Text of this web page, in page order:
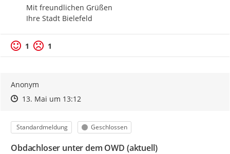
Mit freundlichen Grüßen
Ihre Stadt Bielefeld
1 1
Anonym
Zeitpunkt des Erstellens
Zeitpunkt des Erstellens
13. Mai um 13:12Zur Äußerung
Kategorie
Standardmeldung Status
Geschlossen
Obdachloser unter dem OWD (aktuell)